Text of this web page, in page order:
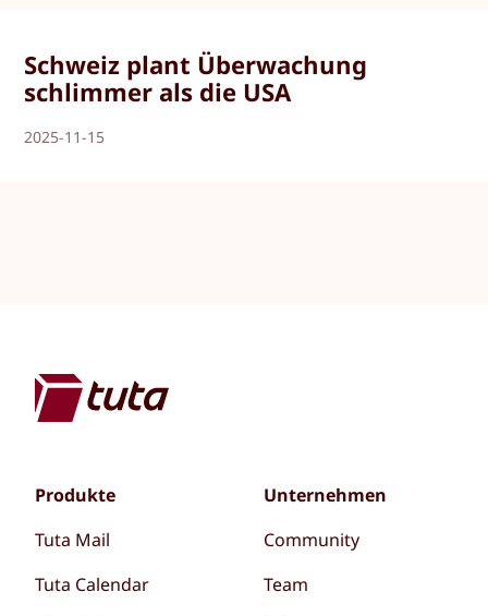
Schweiz plant Überwachung
schlimmer als die USA
2025-11-15
Produkte
Tuta Mail
Tuta Calendar
Unternehmen
Community
Team